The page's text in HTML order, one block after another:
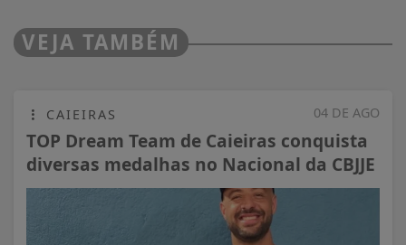
VEJA TAMBÉM
04 DE AGO
CAIEIRAS
TOP Dream Team de Caieiras conquista
diversas medalhas no Nacional da CBJJE